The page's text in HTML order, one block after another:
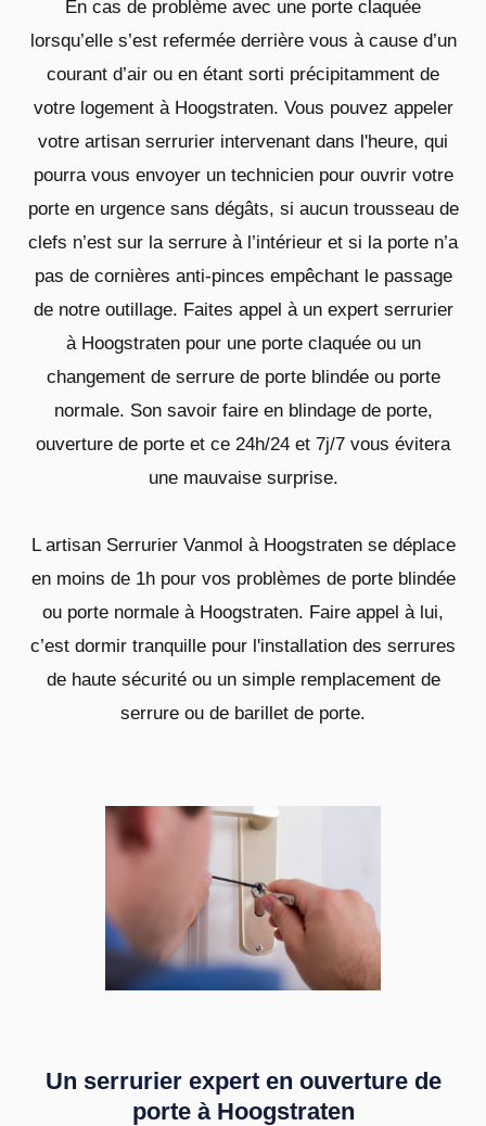
En cas de problème avec une porte claquée
lorsqu’elle s’est refermée derrière vous à cause d’un
courant d’air ou en étant sorti précipitamment de
votre logement à Hoogstraten. Vous pouvez appeler
votre artisan serrurier intervenant dans l'heure, qui
pourra vous envoyer un technicien pour ouvrir votre
porte en urgence sans dégâts, si aucun trousseau de
clefs n’est sur la serrure à l’intérieur et si la porte n’a
pas de cornières anti-pinces empêchant le passage
de notre outillage. Faites appel à un expert serrurier
à Hoogstraten pour une porte claquée ou un
changement de serrure de porte blindée ou porte
normale. Son savoir faire en blindage de porte,
ouverture de porte et ce 24h/24 et 7j/7 vous évitera
une mauvaise surprise.
L artisan Serrurier Vanmol à Hoogstraten se déplace
en moins de 1h pour vos problèmes de porte blindée
ou porte normale à Hoogstraten. Faire appel à lui,
c’est dormir tranquille pour l'installation des serrures
de haute sécurité ou un simple remplacement de
serrure ou de barillet de porte.
Un serrurier expert en ouverture de
porte à Hoogstraten